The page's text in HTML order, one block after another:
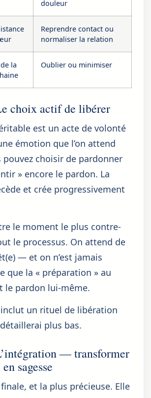
douleur
Reprendre contact ou
normaliser la relation
la
Oublier ou minimiser
choix actif de libérer
est un acte de volonté
émotion que l’on attend
pouvez choisir de pardonner
» encore le pardon. La
et crée progressivement
le moment le plus contre-
le processus. On attend de
— et on n’est jamais
que la « préparation » au
le pardon lui-même.
un rituel de libération
plus bas.
— transformer
sagesse
finale, et la plus précieuse. Elle